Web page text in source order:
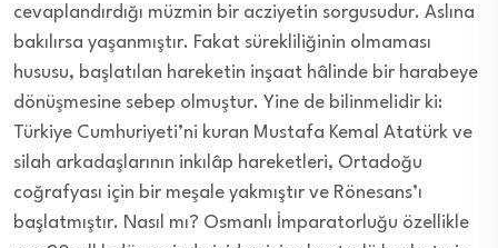
cevaplandırdığı müzmin bir acziyetin sorgusudur. Aslına
bakılırsa yaşanmıştır. Fakat sürekliliğinin olmaması
hususu, başlatılan hareketin inşaat hâlinde bir harabeye
dönüşmesine sebep olmuştur. Yine de bilinmelidir ki:
Türkiye Cumhuriyeti’ni kuran Mustafa Kemal Atatürk ve
silah arkadaşlarının inkılâp hareketleri, Ortadoğu
coğrafyası için bir meşale yakmıştır ve Rönesans’ı
başlatmıştır. Nasıl mı? Osmanlı İmparatorluğu özellikle